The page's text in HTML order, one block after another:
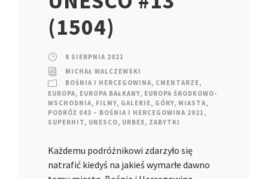
(1504)
8 SIERPNIA 2021
MICHAŁ WALCZEWSKI
BOŚNIA I HERCEGOWINA, CMENTARZE,
EUROPA, EUROPA BAŁKANY, EUROPA ŚRODKOWO-
WSCHODNIA, FILMY, GALERIE, GÓRY, MIASTA,
PODRÓŻ 043 – BOŚNIA I HERCEGOWINA 2021 ,
SUPERHIT, UNESCO, URBEX, ZABYTKI
Każdemu podróżnikowi zdarzyło się
natrafić kiedyś na jakieś wymarłe dawno